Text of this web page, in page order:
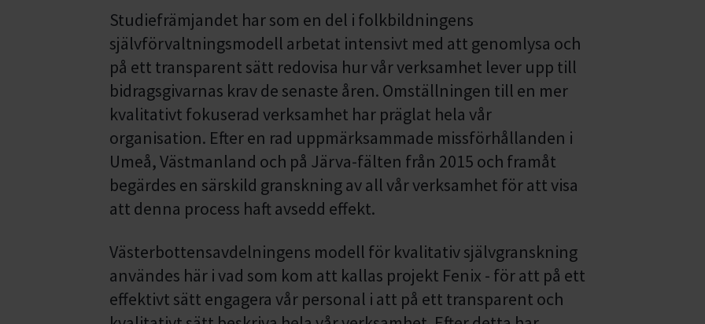
Studiefrämjandet har som en del i folkbildningens
självförvaltningsmodell arbetat intensivt med att genomlysa och
på ett transparent sätt redovisa hur vår verksamhet lever upp till
bidragsgivarnas krav de senaste åren. Omställningen till en mer
kvalitativt fokuserad verksamhet har präglat hela vår
organisation. Efter en rad uppmärksammade missförhållanden i
Umeå, Västmanland och på Järva-fälten från 2015 och framåt
begärdes en särskild granskning av all vår verksamhet för att visa
att denna process haft avsedd effekt.
Västerbottensavdelningens modell för kvalitativ självgranskning
användes här i vad som kom att kallas projekt Fenix - för att på ett
effektivt sätt engagera vår personal i att på ett transparent och